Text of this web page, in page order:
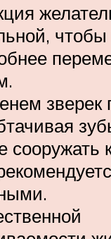
зверек
сооружать